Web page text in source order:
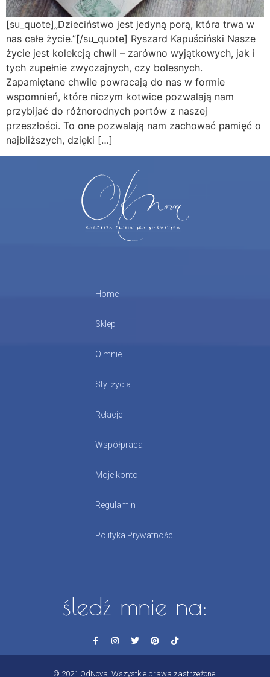
[su_quote]„Dzieciństwo jest jedyną porą, która trwa w
nas całe życie.”[/su_quote] Ryszard Kapuściński Nasze
życie jest kolekcją chwil – zarówno wyjątkowych, jak i
tych zupełnie zwyczajnych, czy bolesnych.
Zapamiętane chwile powracają do nas w formie
wspomnień, które niczym kotwice pozwalają nam
przybijać do różnorodnych portów z naszej
przeszłości. To one pozwalają nam zachować pamięć o
najbliższych, dzięki […]
Home
Sklep
O mnie
Styl życia
Relacje
Współpraca
Moje konto
Regulamin
Polityka Prywatności
śledź mnie na:
© 2021 OdNova. Wszystkie prawa zastrzeżone.